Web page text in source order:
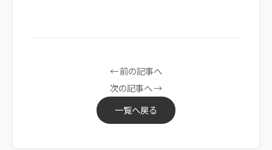
← 前の記事へ
一覧へ戻る
次の記事へ →